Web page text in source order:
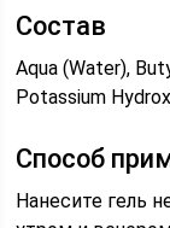
Состав
Aqua (Water),
Potassium
Способ
Нанесите гель